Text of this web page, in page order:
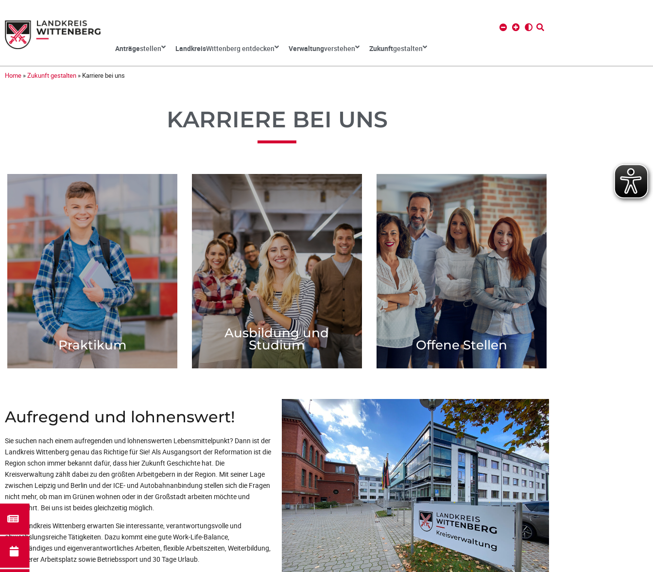
Anträgestellen LandkreisWittenberg entdecken Verwaltungverstehen Zukunftgestalten
Home »Zukunft gestalten » Karriere bei uns
KARRIERE BEI UNS
Praktikum
Praktikum
Lerne den Landkreis Wittenberg kennen und seine
vielseitigen Aufgaben.
Mehr zum Thema
Ausbildung und
Studium
Ausbildung und
Studium
Der Landkreis Wittenberg bietet dir als einer der
größten Arbeitgeber der Region verschiedene
Ausbildungs- und Studienmöglichkeiten.
Mehr zum Thema
Offene Stellen
Offene Stellen
Wir haben derzeit offene Stellen in verschiedenen
Arbeitsbereichen im Landkreis Wittenberg und
suchen motivierte Bewerberinnen und Bewerber mit
einer abgeschlossenen Berufsausbildung oder/und
einem Studium.
Mehr zum Thema
Aufregend und lohnenswert!
Sie suchen nach einem aufregenden und lohnenswerten Lebensmittelpunkt? Dann ist der
Landkreis Wittenberg genau das Richtige für Sie! Als Ausgangsort der Reformation ist die
Region schon immer bekannt dafür, dass hier Zukunft Geschichte hat. Die
Kreisverwaltung zählt dabei zu den größten Arbeitgebern in der Region. Mit seiner Lage
zwischen Leipzig und Berlin und der ICE- und Autobahnanbindung stellen sich die Fragen
nicht mehr, ob man im Grünen wohnen oder in der Großstadt arbeiten möchte und
umgekehrt. Bei uns ist beides gleichzeitig möglich.
Beim Landkreis Wittenberg erwarten Sie interessante, verantwortungsvolle und
abwechslungsreiche Tätigkeiten. Dazu kommt eine gute Work-Life-Balance,
selbstständiges und eigenverantwortliches Arbeiten, flexible Arbeitszeiten, Weiterbildung,
ein sicherer Arbeitsplatz sowie Betriebssport und 30 Tage Urlaub.